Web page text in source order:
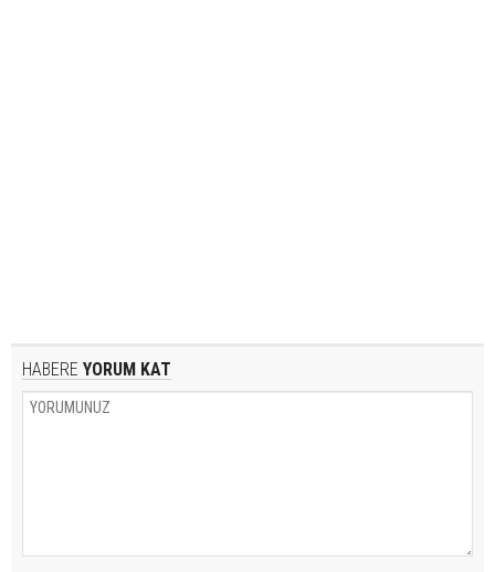
HABERE YORUM KAT